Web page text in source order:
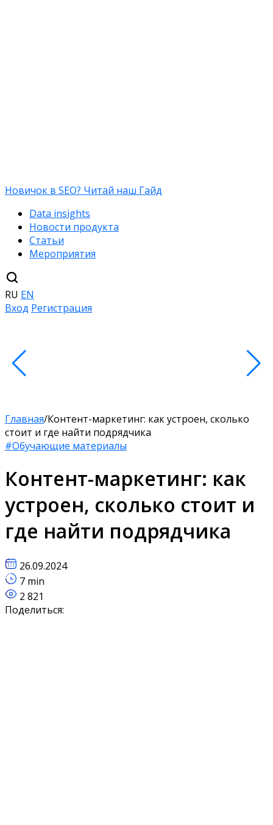
Новичок в SEO? Читай наш Гайд
Data insights
Новости продукта
Статьи
Мероприятия
RU EN
Вход Регистрация
Главная/Контент-маркетинг: как устроен, сколько
стоит и где найти подрядчика
#Обучающие материалы
Контент-маркетинг: как
устроен, сколько стоит и
где найти подрядчика
26.09.2024
7 min
2 821
Поделиться: